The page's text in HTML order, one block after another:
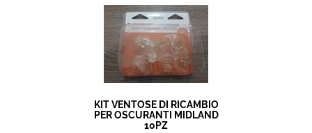
KIT VENTOSE DI RICAMBIO
PER OSCURANTI MIDLAND
10PZ